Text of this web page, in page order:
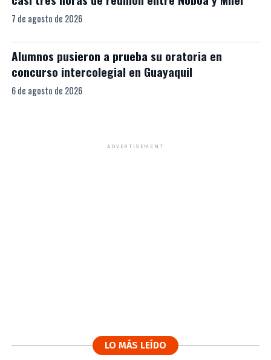
7 de agosto de 2026
Alumnos pusieron a prueba su oratoria en
concurso intercolegial en Guayaquil
6 de agosto de 2026
ADVERTISEMENT
LO MÁS LEÍDO